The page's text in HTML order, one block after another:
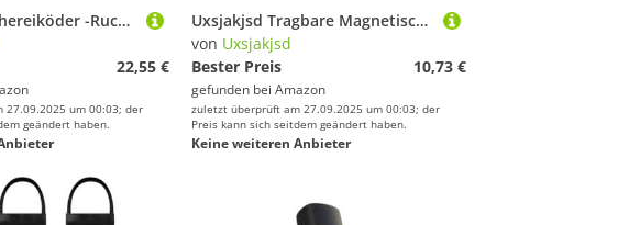
Uxsjakjsd Fischereiköder -Rucksack mit Stangenhalter Chestation Bag Taillenbeutel Außenwanderer Schulterrucksack Große Koffer
22,55 €
um 00:03; der
geändert haben.
Uxsjakjsd Tragbare Magnetische Schwarze PU-Golf-Mallet-Putter-Abdeckung für Sicheren Schutz des Clubs
von Uxsjakjsd
Bester Preis
10,73 €
gefunden bei Amazon
zuletzt überprüft am 27.09.2025 um 00:03; der
Preis kann sich seitdem geändert haben.
Keine weiteren Anbieter